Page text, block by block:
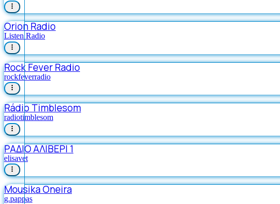
Orion Radio
Listen Radio
Rock Fever Radio
rockfeverradio
Rádio Timblesom
radiotimblesom
ΡΑΔΙΟ ΑΛΙΒΕΡΙ 1
elisavet
Mousika Oneira
g.pappas